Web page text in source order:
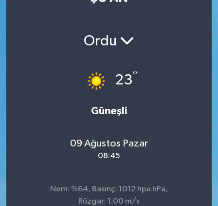
Ordu
23°
Güneşli
09 Ağustos Pazar
08:45
Nem: %64, Basınç: 1012 hpa hPa,
Rüzgar: 1.00 m/s